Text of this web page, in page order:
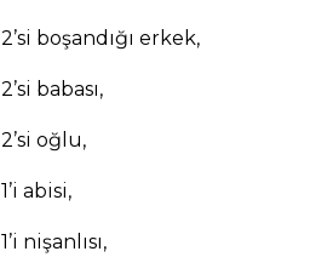
2’si boşandığı erkek,
2’si babası,
2’si oğlu,
1’i abisi,
1’i nişanlısı,